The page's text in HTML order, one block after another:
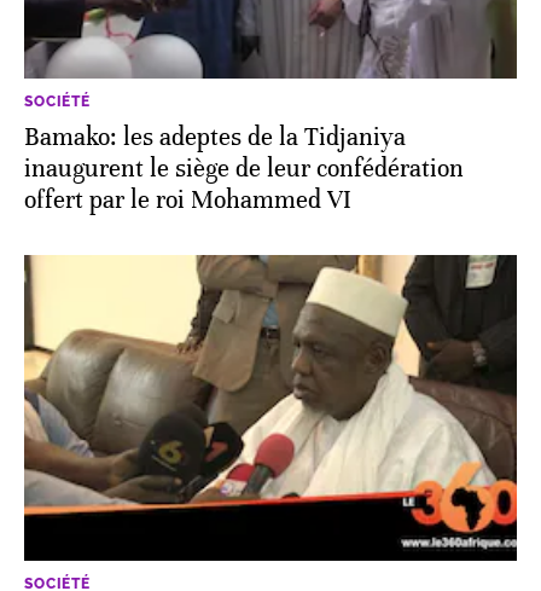
SOCIÉTÉ
Bamako: les adeptes de la Tidjaniya
inaugurent le siège de leur confédération
offert par le roi Mohammed VI
SOCIÉTÉ